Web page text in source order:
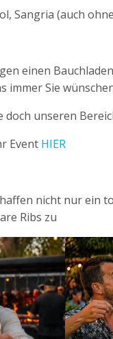
Sangria (auch
einen
immer Sie
doch unseren
Event HIER
nicht nur ein
Ribs zu